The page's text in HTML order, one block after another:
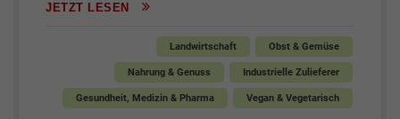
JETZT LESEN
Landwirtschaft Obst & Gemüse
Nahrung & Genuss Industrielle Zulieferer
Gesundheit, Medizin & Pharma Vegan & Vegetarisch